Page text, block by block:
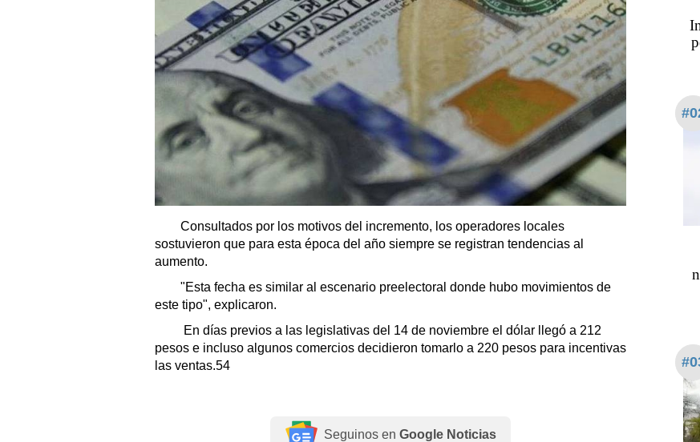
Consultados por los motivos del incremento, los operadores locales
sostuvieron que para esta época del año siempre se registran tendencias al
aumento.
"Esta fecha es similar al escenario preelectoral donde hubo movimientos de
este tipo", explicaron.
En días previos a las legislativas del 14 de noviembre el dólar llegó a 212
pesos e incluso algunos comercios decidieron tomarlo a 220 pesos para incentivas
las ventas.54
Seguinos en Google Noticias